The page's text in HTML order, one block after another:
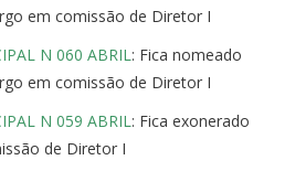
em comissão de Diretor I
N 060 ABRIL: Fica nomeado
em comissão de Diretor I
N 059 ABRIL: Fica exonerado
de Diretor I